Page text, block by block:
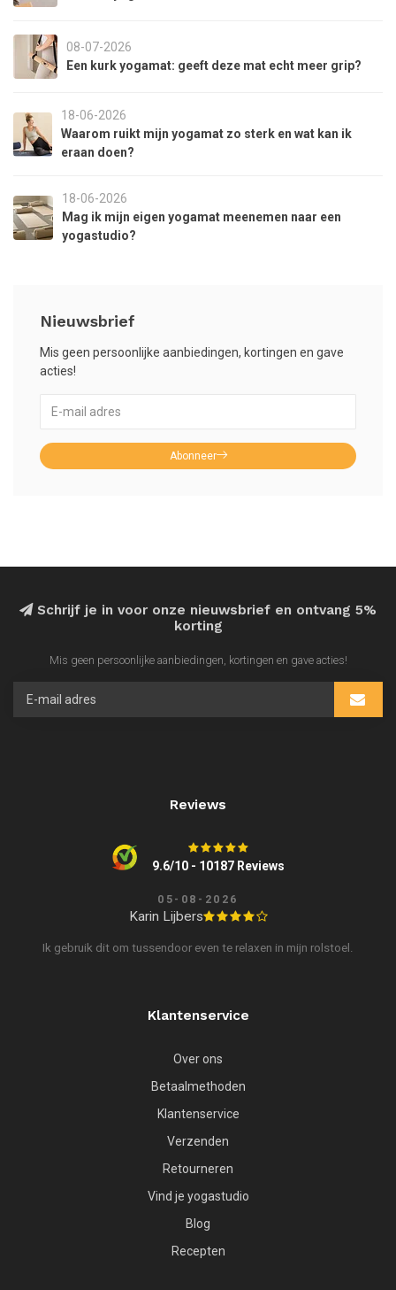
08-07-2026
Een kurk yogamat: geeft deze mat echt meer grip?
18-06-2026
Waarom ruikt mijn yogamat zo sterk en wat kan ik
eraan doen?
18-06-2026
Mag ik mijn eigen yogamat meenemen naar een
yogastudio?
Nieuwsbrief
Mis geen persoonlijke aanbiedingen, kortingen en gave
acties!
Abonneer
Schrijf je in voor onze nieuwsbrief en ontvang 5%
korting
Mis geen persoonlijke aanbiedingen, kortingen en gave acties!
Reviews
9.6/10 - 10187 Reviews
05-08-2026
Karin Lijbers
Ik gebruik dit om tussendoor even te relaxen in mijn rolstoel.
Klantenservice
Over ons
Betaalmethoden
Klantenservice
Verzenden
Retourneren
Vind je yogastudio
Blog
Recepten